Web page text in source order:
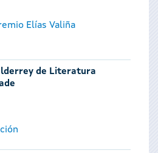
Elías Valiña
de Literatura